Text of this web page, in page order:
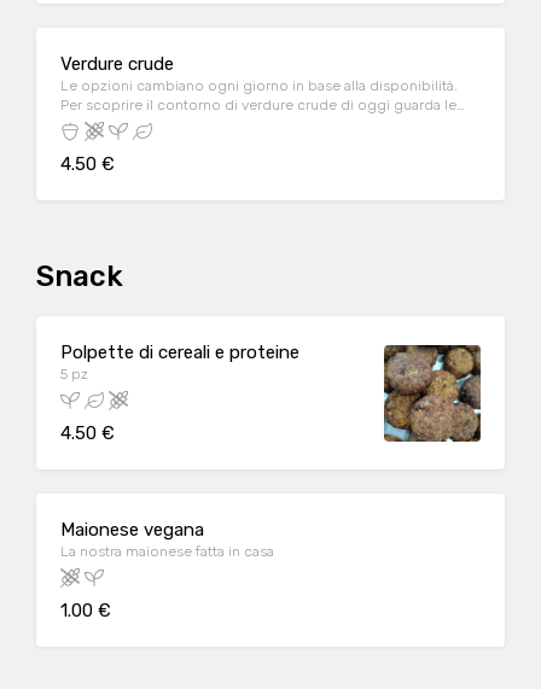
Verdure crude
Le opzioni cambiano ogni giorno in base alla disponibilità.
Per scoprire il contorno di verdure crude di oggi guarda le
storie su Instagram nella pagina del locale, oppure contattalo
al n. 0432 1504958
4.50 €
Snack
Polpette di cereali e proteine
5 pz
4.50 €
Maionese vegana
La nostra maionese fatta in casa
1.00 €